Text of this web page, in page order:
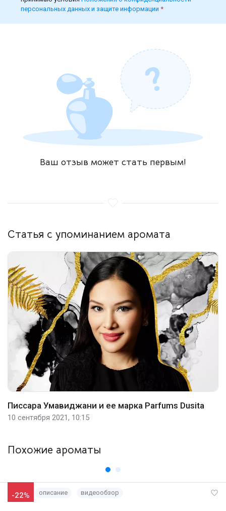
персональных данных и защите информации *
Ваш отзыв может стать первым!
Статья с упоминанием аромата
Писсара Умавиджани и ее марка Parfums Dusita
10 сентября 2021, 10:15
Похожие ароматы
-22% описание видеообзор